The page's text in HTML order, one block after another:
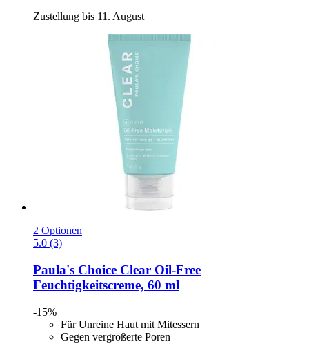
Zustellung bis 11. August
2 Optionen
5.0 (3)
Paula's Choice Clear Oil-​Free
Feuchtigkeitscreme, 60 ml
-15%
Für Unreine Haut mit Mitessern
Gegen vergrößerte Poren